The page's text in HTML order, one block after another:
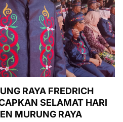
RAYA FREDRICH
SELAMAT HARI
MURUNG RAYA